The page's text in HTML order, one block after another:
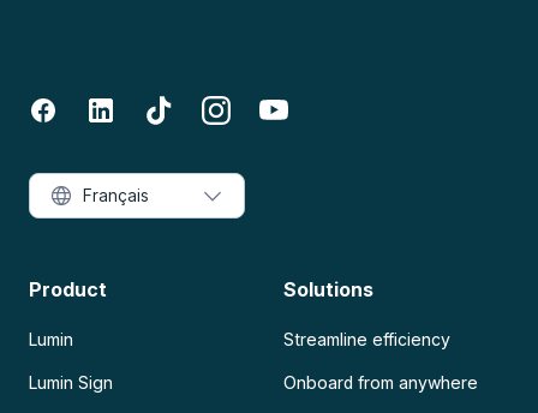
Product
Lumin
Lumin Sign
Solutions
Streamline efficiency
Onboard from anywhere
Français